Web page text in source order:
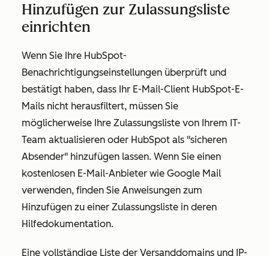
Hinzufügen zur Zulassungsliste
einrichten
Wenn Sie Ihre HubSpot-
Benachrichtigungseinstellungen überprüft und
bestätigt haben, dass Ihr E-Mail-Client HubSpot-E-
Mails nicht herausfiltert, müssen Sie
möglicherweise Ihre Zulassungsliste von Ihrem IT-
Team aktualisieren oder HubSpot als "sicheren
Absender" hinzufügen lassen. Wenn Sie einen
kostenlosen E-Mail-Anbieter wie Google Mail
verwenden, finden Sie Anweisungen zum
Hinzufügen zu einer Zulassungsliste in deren
Hilfedokumentation.
Eine vollständige Liste der Versanddomains und IP-